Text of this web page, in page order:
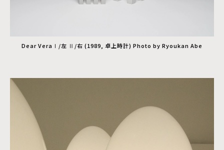
Dear VeraⅠ/左 Ⅱ/右 (1989, 卓上時計) Photo by Ryoukan Abe